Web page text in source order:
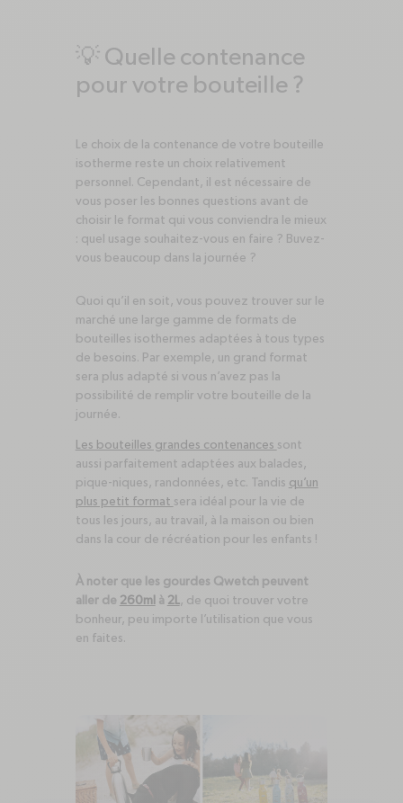
💡 Quelle contenance
pour votre bouteille ?
Le choix de la contenance de votre bouteille
isotherme reste un choix relativement
personnel. Cependant, il est nécessaire de
vous poser les bonnes questions avant de
choisir le format qui vous conviendra le mieux
: quel usage souhaitez-vous en faire ? Buvez-
vous beaucoup dans la journée ?
Quoi qu’il en soit, vous pouvez trouver sur le
marché une large gamme de formats de
bouteilles isothermes adaptées à tous types
de besoins. Par exemple, un grand format
sera plus adapté si vous n’avez pas la
possibilité de remplir votre bouteille de la
journée.
Les bouteilles grandes contenances sont
aussi parfaitement adaptées aux balades,
pique-niques, randonnées, etc. Tandis qu’un
plus petit format sera idéal pour la vie de
tous les jours, au travail, à la maison ou bien
dans la cour de récréation pour les enfants !
À noter que les gourdes Qwetch peuvent
aller de 260ml à 2L, de quoi trouver votre
bonheur, peu importe l’utilisation que vous
en faites.